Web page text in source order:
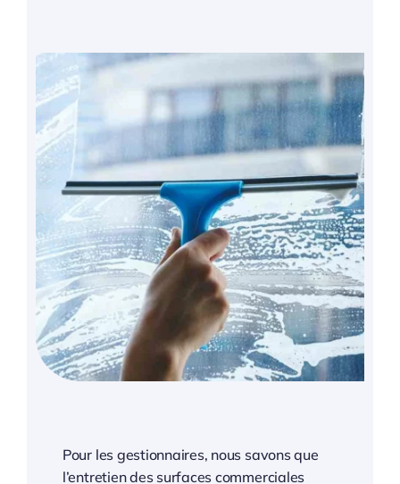
Pour les gestionnaires, nous savons que
l’entretien des surfaces commerciales